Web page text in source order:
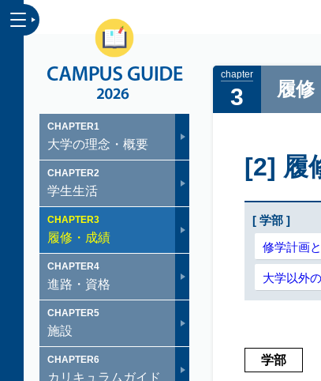
3 履修
[2] 履
[ 学部 ]
修学計画
大学以外
学部
CAMPUS
CHAPTER1
大学の理念・概要
CHAPTER2
学生生活
CHAPTER3
履修・成績
CHAPTER4
進路・資格
CHAPTER5
施設
CHAPTER6
カリキュラムガイド